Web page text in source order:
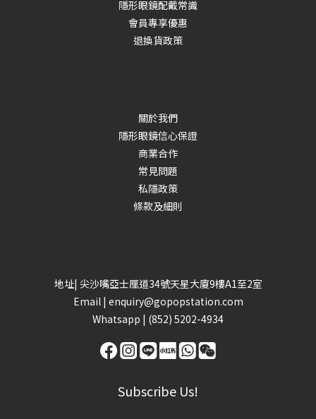
隱形眼鏡配戴常識
會員專享優惠
退換貨政策
關於我們
隱形眼鏡信心保證
商業合作
常見問題
私隱政策
條款及細則
地址| 尖沙嘴亞士厘道34號天星大廈9樓A1至2室
Email | enquiry@gopopstation.com
Whatsapp | (852) 5202-4934
Subscribe Us!